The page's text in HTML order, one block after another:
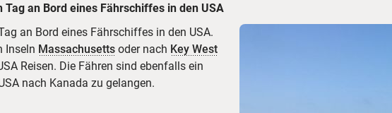
an Bord eines Fährschiffes in den USA
an Bord eines Fährschiffes in den USA.
Inseln Massachusetts oder nach Key West
Reisen. Die Fähren sind ebenfalls ein
nach Kanada zu gelangen.